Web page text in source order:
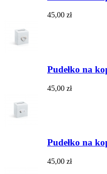
45,00 zł
Pudełko na
45,00 zł
Pudełko na
45,00 zł